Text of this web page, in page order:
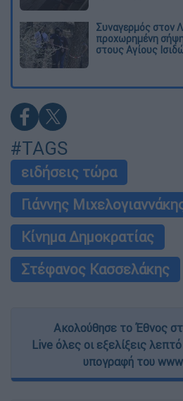
Συναγερμός στον
προχωρημένη
στους Αγίους
#TAGS
ειδήσεις τώρα
Γιάννης
Κίνημα Δημοκρατίας
Στέφανος Κασσελάκης
Ακολούθησε το Έθνος
Live όλες οι εξελίξεις
υπογραφή του